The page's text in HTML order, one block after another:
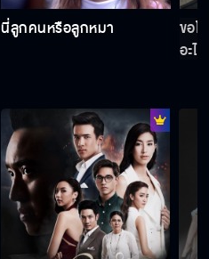
นี่ลูกคนหรือลูกหมา
ขอโ
อะไ